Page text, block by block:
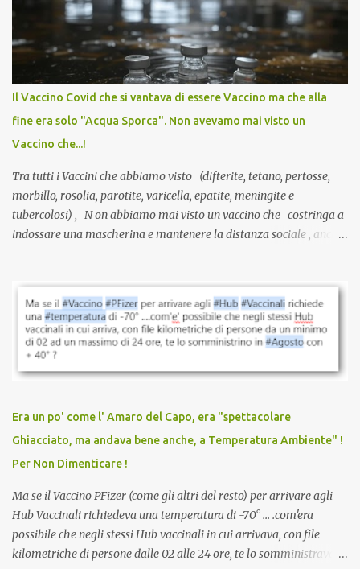
anti-Covid, un pro-farmaco, con autorizzazione condizionata,
sviluppato in tempi record, con tecnologie mai utilizzate prima su
larga scala, ancora oggetto di studio e di discussione
internazionale serve solo una firma. La tua. Lo si somministra
anche a persone sane, giovani, senza fattori di rischio, spesso già
serve una prescrizione. Non c’è diagnosi. Non c’è presa in carico.
L’unico atto richiesto è una fi...
Il Vaccino Covid che si vantava di essere Vaccino ma che alla
fine era solo "Acqua Sporca". Non avevamo mai visto un
Vaccino che...!
Tra tutti i Vaccini che abbiamo visto (difterite, tetano, pertosse,
morbillo, rosolia, parotite, varicella, epatite, meningite e
tubercolosi) , N on abbiamo mai visto un vaccino che costringa a
indossare una mascherina e mantenere la distanza sociale , anche
vaccinazione. Non avevamo mai sentito parlare di ricompense,
sconti, incentivi per vaccinarsi. Non avevamo mai visto
discriminazioni per coloro che non l’hanno fatto. Se non sei stato
vaccinato, nessuno aveva prima cercato di farti sentire una
persona cattiva. Non avevamo mai visto un vaccino che minacci le
vaccino usato per minacciare i mezzi di sussistenza, il lavoro o la
scuola. Non avevamo mai visto un vaccino che permettesse a un
dodicenne di ignorare il consenso dei genitori. Dopo tutti i vaccini
che abbiamo elencato sopra...
Era un po' come l' Amaro del Capo, era "spettacolare
Ghiacciato, ma andava bene anche, a Temperatura Ambiente" !
Per Non Dimenticare !
Ma se il Vaccino PFizer (come gli altri del resto) per arrivare agli
Hub Vaccinali richiedeva una temperatura di -70° ... .com'era
possibile che negli stessi Hub vaccinali in cui arrivava, con file
kilometriche di persone dalle 02 alle 24 ore, te lo somministravano